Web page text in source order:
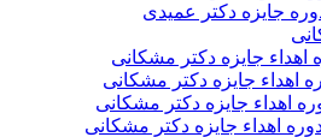
جایزه دکتر عمیدی
اهداء جایزه دکتر مشکانی
اهداء جایزه دکتر مشکانی
اهداء جایزه دکتر مشکانی
اهداء جایزه دکتر مشکانی